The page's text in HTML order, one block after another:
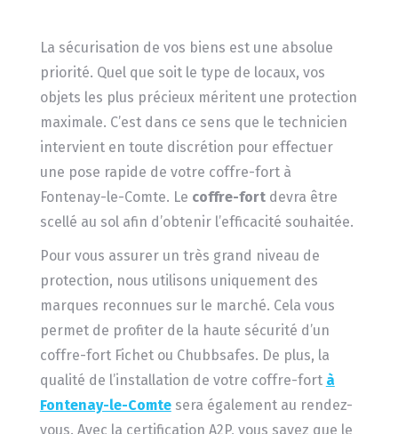
La sécurisation de vos biens est une absolue
priorité. Quel que soit le type de locaux, vos
objets les plus précieux méritent une protection
maximale. C’est dans ce sens que le technicien
intervient en toute discrétion pour effectuer
une pose rapide de votre coffre-fort à
Fontenay-le-Comte. Le coffre-fortdevra être
scellé au sol afin d’obtenir l’efficacité souhaitée.
Pour vous assurer un très grand niveau de
protection, nous utilisons uniquement des
marques reconnues sur le marché. Cela vous
permet de profiter de la haute sécurité d’un
coffre-fort Fichet ou Chubbsafes. De plus, la
qualité de l’installation de votre coffre-fort à
Fontenay-le-Comte sera également au rendez-
vous. Avec la certification A2P, vous savez que le